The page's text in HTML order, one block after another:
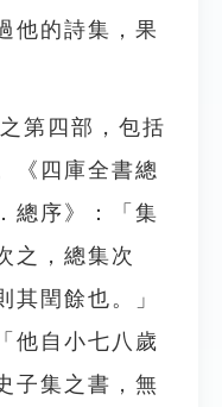
他的詩集，果
第四部，包括
《四庫全書總
總序》：「集
之，總集次
其閏餘也。」
他自小七八歲
子集之書，無